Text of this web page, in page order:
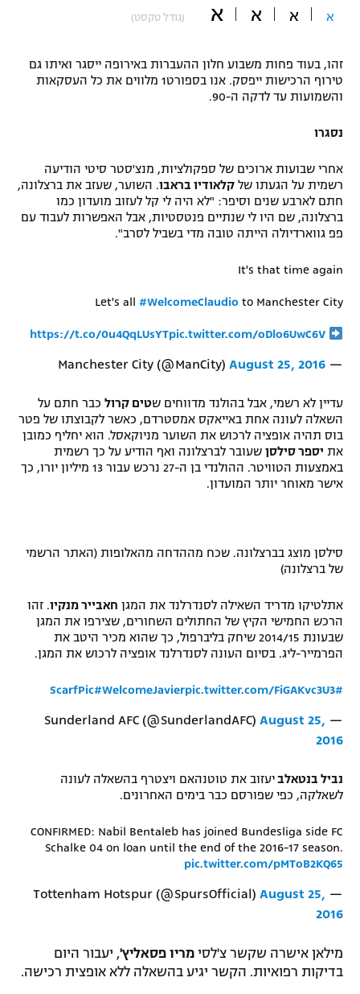
"מחצית בשכונה" – פודקאסט
משתתפים וזוכים בפרסים
תקנון עבור פעילות אלקטרה
תקנון עבור פעילות ספורט 1 – "מרלן"
טניס
גיימינג E-Sports
תנאי שימוש
מדיניות פרטיות
תקנון פעילות ספורט 1
הצטרפות לחבילת הערוצים
לוח דרושים – ג'ובנט
ספורט מוטורי
בייסבול MLB
ספורט אתגרי ואקסטרים
אומנויות לחימה
גיימינג E-Sports
א א א א (גודל טקסט)
זהו, בעוד פחות משבוע חלון ההעברות באירופה ייסגר ואיתו גם
טירוף הרכישות ייפסק. אנו בספורט1 מלווים את כל העסקאות
והשמועות עד לדקה ה-90.
נסגרו
אחרי שבועות ארוכים של ספקולציות, מנצ'סטר סיטי הודיעה
רשמית על הגעתו של קלאודיו בראבו. השוער, שעזב את ברצלונה,
חתם לארבע שנים וסיפר: "לא היה לי קל לעזוב מועדון כמו
ברצלונה, שם היו לי שנתיים פנטסטיות, אבל האפשרות לעבוד עם
פפ גווארדיולה הייתה טובה מדי בשביל לסרב".
It's that time again
Let's all #WelcomeClaudio to Manchester City
https://t.co/0u4QqLUsYTpic.twitter.com/oDlo6UwC6V
— Manchester City (@ManCity)
August 25, 2016
עדיין לא רשמי, אבל בהולנד מדווחים שטים קרול כבר חתם על
השאלה לעונה אחת באייאקס אמסטרדם, כאשר לקבוצתו של פטר
בוס תהיה אופציה לרכוש את השוער מניוקאסל. הוא יחליף כמובן
את יספר סילסן שעובר לברצלונה ואף הודיע על כך רשמית
באמצעות הטוויטר. ההולנדי בן ה-27 נרכש עבור 13 מיליון יורו, כך
אישר מאוחר יותר המועדון.
סילסן מוצג בברצלונה. שכח מההדחה מהאלופות (האתר הרשמי
של ברצלונה)
אתלטיקו מדריד השאילה לסנדרלנד את המגן חאבייר מנקיו. זהו
הרכש החמישי הקיץ של החתולים השחורים, שצירפו את המגן
שבעונת 2014/15 שיחק בליברפול, כך שהוא מכיר היטב את
הפרמייר-ליג. בסיום העונה לסנדרלנד אופציה לרכוש את המגן.
#ScarfPic
#WelcomeJavierpic.twitter.com/FiGAKvc3U3
— Sunderland AFC (@SunderlandAFC)
August 25,
2016
נביל בנטאלביעזוב את טוטנהאם ויצטרף בהשאלה לעונה
לשאלקה, כפי שפורסם כבר בימים האחרונים.
CONFIRMED: Nabil Bentaleb has joined Bundesliga side FC
Schalke 04 on loan until the end of the 2016-17 season.
pic.twitter.com/pMToB2KQ65
— Tottenham Hotspur (@SpursOfficial)
August 25,
2016
מילאן אישרה שקשר צ'לסי מריו פסאליץ', יעבור היום
בדיקות רפואיות. הקשר יגיע בהשאלה ללא אופצית רכישה.